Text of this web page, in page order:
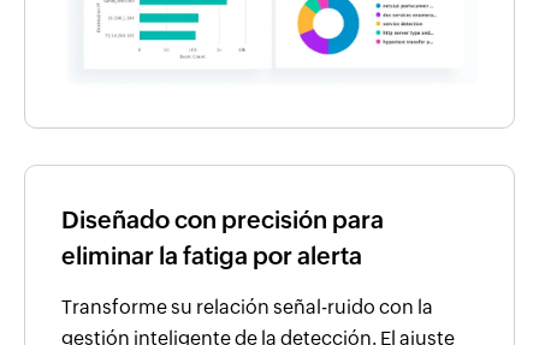
Diseñado con precisión para
eliminar la fatiga por alerta
Transforme su relación señal-ruido con la
gestión inteligente de la detección. El ajuste